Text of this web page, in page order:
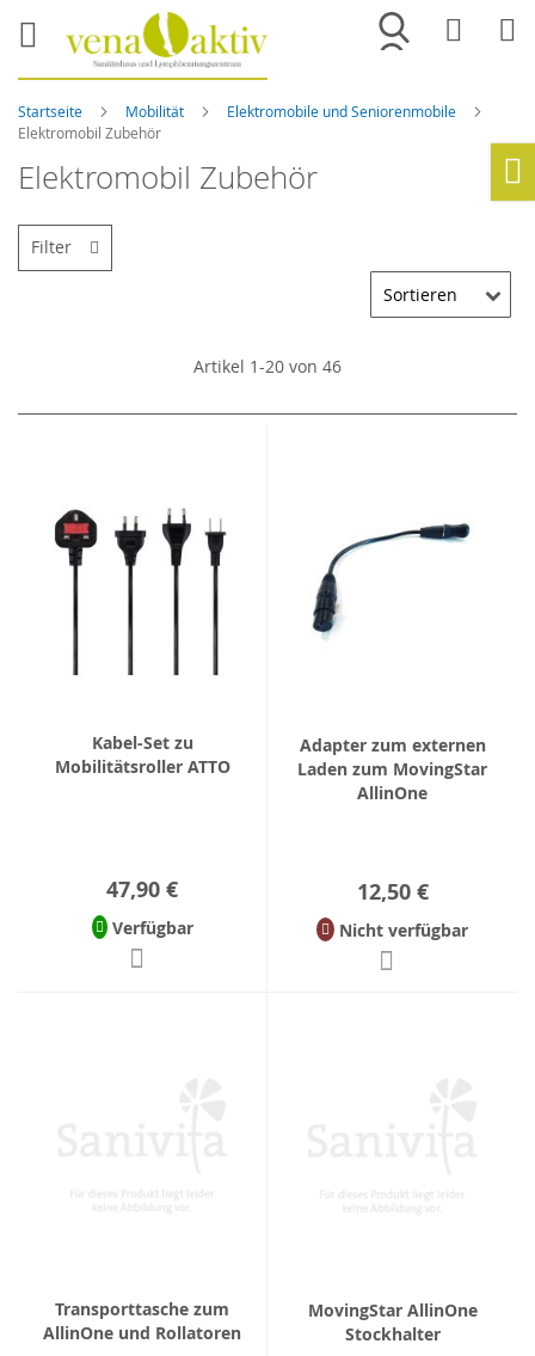
Merkliste
Startseite Mobilität
Elektromobile und Seniorenmobile
Elektromobil Zubehör
Elektromobil Zubehör
Artikel 1-20 von 46
Kabel-Set zu
Mobilitätsroller ATTO
47,90 €
Verfügbar
Adapter zum externen
Laden zum MovingStar
AllinOne
12,50 €
Nicht verfügbar
Transporttasche zum
AllinOne und Rollatoren
MovingStar AllinOne
Stockhalter
Filter